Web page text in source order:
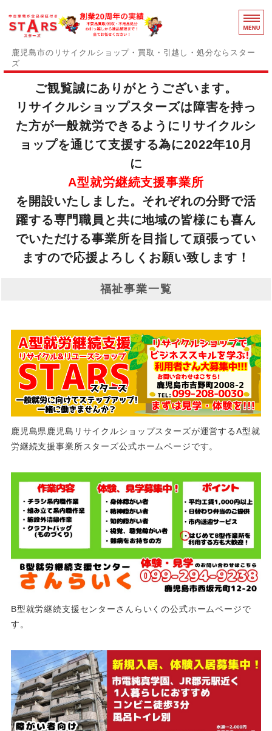
鹿児島の
鹿児島市のリサイクルショップ・買取・引越し・処分ならスター
ズ
スターズの誇りと強み
障がい者支援事業部
事務用品買取中
ご観覧誠にありがとうございます。
リサイクルショップスターズは障害を持っ
た方が一般就労できるようにリサイクルシ
ョップを通じて支援する為に2022年10月
に
A型就労継続支援事業所
を開設いたしました。それぞれの分野で活
躍する専門職員と共に地域の皆様にも喜ん
でいただける事業所を目指して頑張ってい
ますので応援よろしくお願い致します！
福祉事業一覧
鹿児島県鹿児島リサイクルショップスターズが運営するA型就
労継続支援事業所スターズ公式ホームページです。
B型就労継続支援センターさんらいくの公式ホームページで
す。